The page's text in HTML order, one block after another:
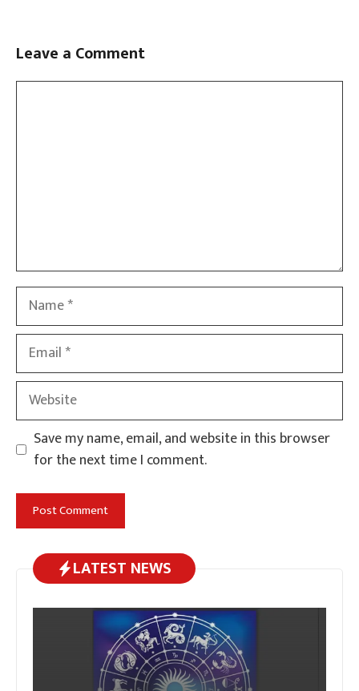
Leave a Comment
Name
Email
Website
Save my name, email, and website in this browser
for the next time I comment.
LATEST NEWS